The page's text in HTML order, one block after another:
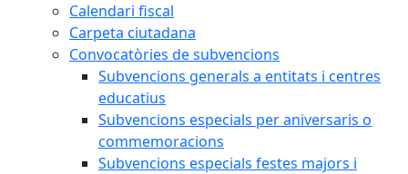
Calendari fiscal
Carpeta ciutadana
Convocatòries de subvencions
Subvencions generals a entitats i centres
educatius
Subvencions especials per aniversaris o
commemoracions
Subvencions especials festes majors i